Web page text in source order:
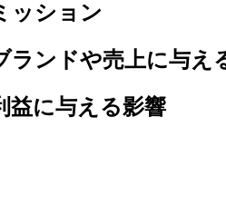
ッション
ランドや売上に与え
益に与える影響